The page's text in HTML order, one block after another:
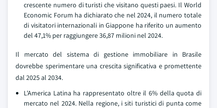
crescente numero di turisti che visitano questi paesi. Il World
Economic Forum ha dichiarato che nel 2024, il numero totale
di visitatori internazionali in Giappone ha riferito un aumento
del 47,1% per raggiungere 36,87 milioni nel 2024.
Il mercato del sistema di gestione immobiliare in Brasile
dovrebbe sperimentare una crescita significativa e promettente
dal 2025 al 2034.
L'America Latina ha rappresentato oltre il 6% della quota di
mercato nel 2024. Nella regione, i siti turistici di punta come